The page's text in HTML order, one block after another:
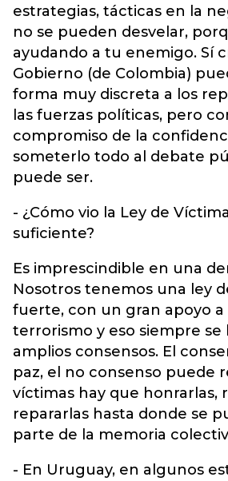
estrategias, tácticas en la
no se pueden desvelar,
ayudando a tu enemigo. Sí
Gobierno (de Colombia)
forma muy discreta a los
las fuerzas políticas, pero
compromiso de la
someterlo todo al debate
puede ser.
- ¿Cómo vio la Ley de
suficiente?
Es imprescindible en una
Nosotros tenemos una ley
fuerte, con un gran apoyo a
terrorismo y eso siempre
amplios consensos. El
paz, el no consenso puede
víctimas hay que honrarlas,
repararlas hasta donde se
parte de la memoria
- En Uruguay, en algunos